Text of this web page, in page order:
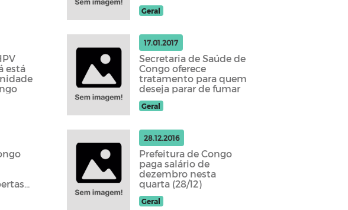
receber as águas do
Rio São Francisco
Geral
está
17.01.2017
Secretaria de Saúde de
Congo oferece
tratamento para quem
deseja parar de fumar
Geral
28.12.2016
Prefeitura de Congo
paga salário de
dezembro nesta
quarta (28/12)
Geral